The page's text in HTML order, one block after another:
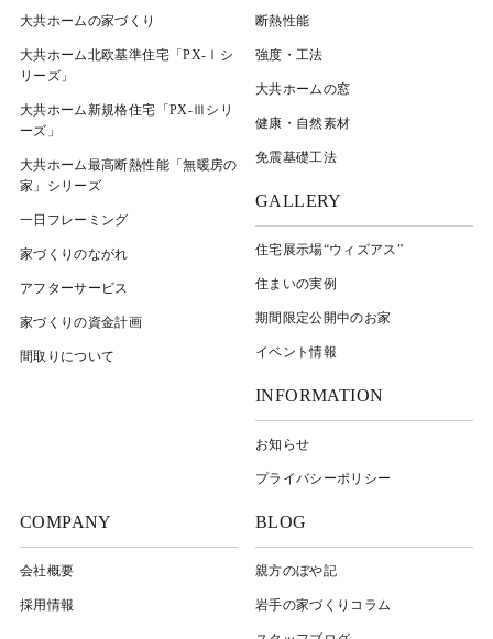
大共ホームの家づくり
大共ホーム北欧基準住宅「PX-Ⅰシ
リーズ」
大共ホーム新規格住宅「PX-Ⅲシリ
ーズ」
大共ホーム最高断熱性能「無暖房の
家」シリーズ
一日フレーミング
家づくりのながれ
アフターサービス
家づくりの資金計画
間取りについて
断熱性能
強度・工法
大共ホームの窓
健康・自然素材
免震基礎工法
GALLERY
住宅展示場“ウィズアス”
住まいの実例
期間限定公開中のお家
イベント情報
INFORMATION
お知らせ
プライバシーポリシー
COMPANY
会社概要
採用情報
BLOG
親方のぼや記
岩⼿の家づくりコラム